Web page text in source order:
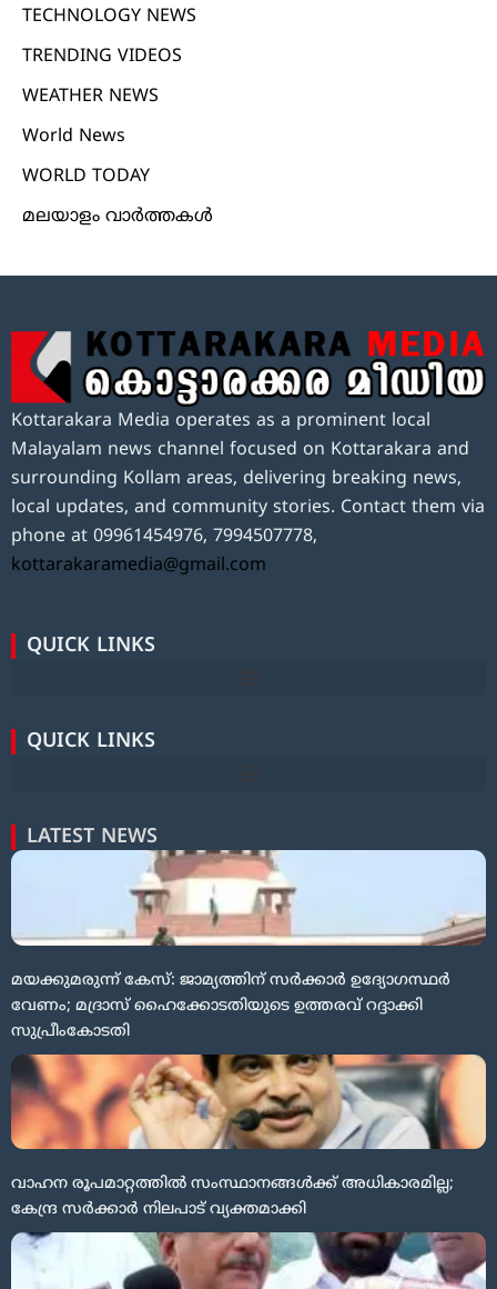
TECHNOLOGY NEWS
TRENDING VIDEOS
WEATHER NEWS
World News
WORLD TODAY
മലയാളം വാർത്തകൾ
Kottarakara Media operates as a prominent local
Malayalam news channel focused on Kottarakara and
surrounding Kollam areas, delivering breaking news,
local updates, and community stories. Contact them via
phone at 09961454976, 7994507778,
kottarakaramedia@gmail.com
QUICK LINKS
QUICK LINKS
LATEST NEWS
മയക്കുമരുന്ന് കേസ്: ജാമ്യത്തിന് സർക്കാർ ഉദ്യോഗസ്ഥർ
വേണം; മദ്രാസ് ഹൈക്കോടതിയുടെ ഉത്തരവ് റദ്ദാക്കി
സുപ്രീംകോടതി
വാഹന രൂപമാറ്റത്തിൽ സംസ്ഥാനങ്ങൾക്ക് അധികാരമില്ല;
കേന്ദ്ര സർക്കാർ നിലപാട് വ്യക്തമാക്കി